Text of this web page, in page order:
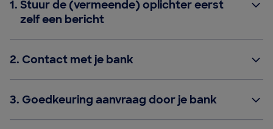
1. Stuur de (vermeende) oplichter eerst
zelf een bericht
2. Contact met je bank
3. Goedkeuring aanvraag door je bank